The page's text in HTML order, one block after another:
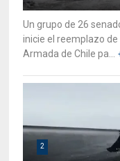
Un grupo de 26
inicie el reemplazo
Armada de Chile pa...
2